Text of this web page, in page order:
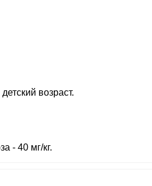
возраст.
- 40 мг/кг.